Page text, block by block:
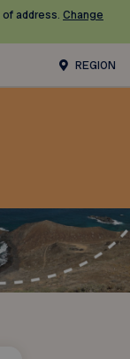
address. Change
REGION